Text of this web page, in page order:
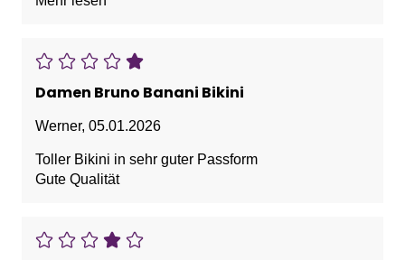
Damen Bruno Banani Bikini
Werner, 05.01.2026
Toller Bikini in sehr guter Passform
Gute Qualität